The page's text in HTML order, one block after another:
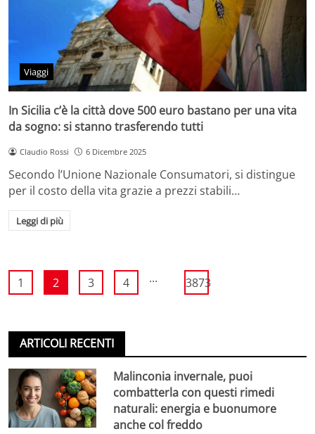
Viaggi
In Sicilia c’è la città dove 500 euro bastano per una vita
da sogno: si stanno trasferendo tutti
Claudio Rossi 6 Dicembre 2025
Secondo l’Unione Nazionale Consumatori, si distingue
per il costo della vita grazie a prezzi stabili…
Leggi di più
1 2 3 4 ... 3873
ARTICOLI RECENTI
Malinconia invernale, puoi
combatterla con questi rimedi
naturali: energia e buonumore
anche col freddo